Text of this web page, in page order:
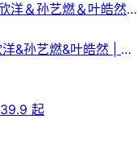
洋＆孙艺燃＆叶皓然|
&孙艺燃&叶皓然 | 短
起